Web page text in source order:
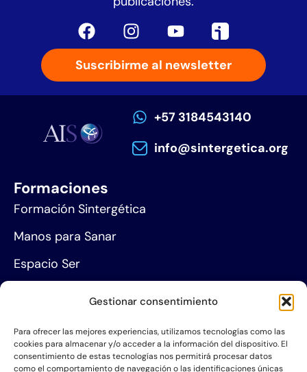
Gestionar consentimiento
Para ofrecer las mejores experiencias, utilizamos tecnologías como las
cookies para almacenar y/o acceder a la información del dispositivo. El
consentimiento de estas tecnologías nos permitirá procesar datos
como el comportamiento de navegación o las identificaciones únicas
Suscribirme al newsletter
+57 3184543140
info@sintergetica.org
Formaciones
Formación Sintergética
Manos para Sanar
Espacio Ser
Proyección social